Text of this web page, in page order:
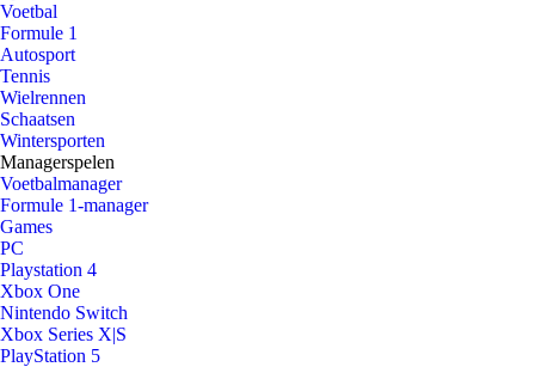
Voetbal
Formule 1
Autosport
Tennis
Wielrennen
Schaatsen
Wintersporten
Managerspelen
Voetbalmanager
Formule 1-manager
Games
PC
Playstation 4
Xbox One
Nintendo Switch
Xbox Series X|S
PlayStation 5